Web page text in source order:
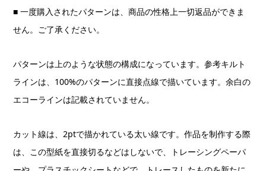
■ 一度購入されたパターンは、商品の性格上一切返品ができま
せん。ご了承ください。
パターンは上のような状態の構成になっています。参考キルト
ラインは、100%のパターンに直接点線で描いています。余白の
エコーラインは記載されていません。
カット線は、2ptで描かれている太い線です。作品を制作する際
は、この型紙を直接切るなどはしないで、トレーシングペーパ